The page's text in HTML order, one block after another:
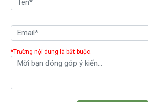
*Trường nội dung là bắt buộc.